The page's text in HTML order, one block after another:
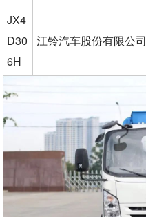
JX4
D30
6H
江铃汽车股份有限公司